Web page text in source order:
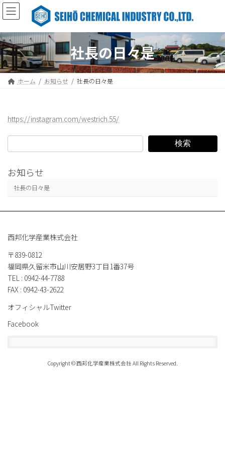
コ
ン
ン
ツ
へ
ス
キ
ナ
ビ
ー
シ
ョ
ン
に
社長の日々是
ホーム お知らせ 社長の日々是
https://instagram.com/westrich.55/
検索
お知らせ
社長の日々是
西邦化学産業株式会社
〒839-0812
福岡県久留米市山川安居野3丁目1番37号
TEL : 0942-44-7788
FAX : 0942-43-2622
オフィシャルTwitter
Facebook
Copyright © 西邦化学産業株式会社 All Rights Reserved.